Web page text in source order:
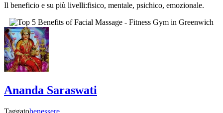
Il beneficio e su più livelli:fisico, mentale, psichico, emozionale.
Ananda Saraswati
Taggatobenessere